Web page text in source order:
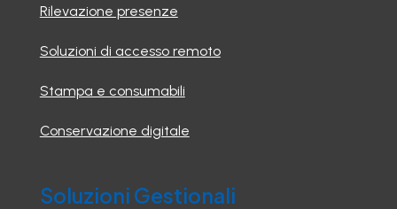
Rilevazione presenze
Soluzioni di accesso remoto
Stampa e consumabili
Conservazione digitale
Soluzioni Gestionali